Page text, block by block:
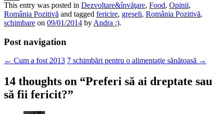
Email
This entry was posted in Dezvoltare&învăţare, Food, Opinii,
România Pozitivă and tagged fericire, greşeli, România Pozitivă,
schimbare on 09/01/2014 by Andra :).
Post navigation
← Cum a fost 2013 7 schimbări pentru o alimentaţie sănătoasă →
14 thoughts on “Preferi să ai dreptate sau
să fii fericit?”